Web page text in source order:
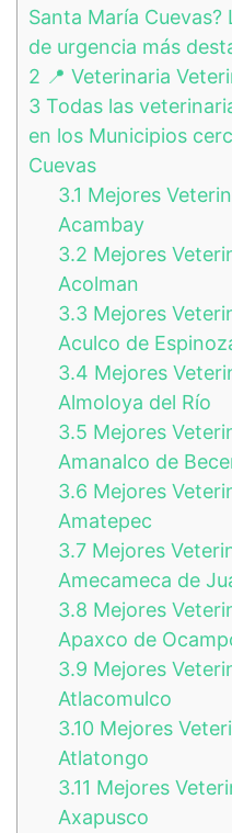
Santa María
de urgencia más
2 📍 Veterinaria
3 Todas las
en los Municipios
Cuevas
3.1 Mejores
Acambay
3.2 Mejores
Acolman
3.3 Mejores
Aculco de
3.4 Mejores
Almoloya del Río
3.5 Mejores
Amanalco de
3.6 Mejores
Amatepec
3.7 Mejores
Amecameca de
3.8 Mejores
Apaxco de
3.9 Mejores
Atlacomulco
3.10 Mejores
Atlatongo
3.11 Mejores
Axapusco